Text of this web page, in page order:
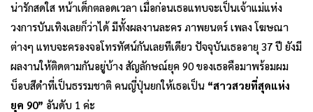
น่ารักสดใส หน้าเด็กตลอดเวลา เมื่อก่อนเธอแทบจะเป็นเจ้าแม่แห่ง
วงการบันเทิงเลยก็ว่าได้ มีทั้งผลงานละคร ภาพยนตร์ เพลง โฆษณา
ต่างๆ แทบจะครองจอโทรทัศน์กันเลยทีเดียว ปัจจุบันเธออายุ 37 ปี ยังมี
ผลงานให้ติดตามกันอยู่บ้าง สัญลักษณ์ยุค 90 ของเธอคือมาพร้อมผม
บ็อบสีดำที่เป็นธรรมชาติ คนญี่ปุ่นยกให้เธอเป็น “สาวสวยที่สุดแห่ง
ยุค 90” อันดับ 1 ค่ะ